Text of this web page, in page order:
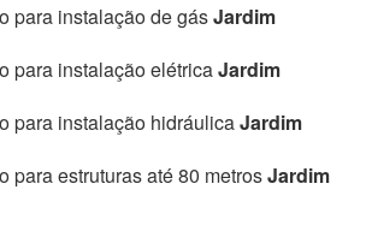
para instalação de gásJardim
para instalação elétricaJardim
para instalação hidráulicaJardim
para estruturas até 80 metrosJardim